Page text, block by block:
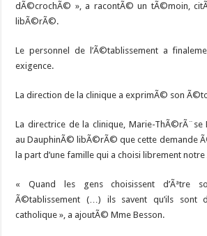
dÃ©crochÃ© », a racontÃ© un tÃ©moin,
libÃ©rÃ©.
Le personnel de l’Ã©tablissement a
exigence.
La direction de la clinique a exprimÃ© son
La directrice de la clinique, Marie-
au DauphinÃ© libÃ©rÃ© que cette demande
la part d’une famille qui a choisi librement
« Quand les gens choisissent d’Ãªtre
Ã©tablissement (…) ils savent qu’ils sont
catholique », a ajoutÃ© Mme Besson.